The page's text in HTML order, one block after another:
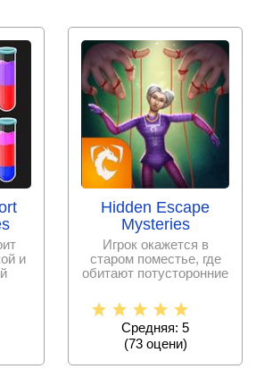
и
Hidden Escape
Mysteries
Игрок окажется в
старом поместье, где
обитают потусторонние
Средняя: 5
(73оцени)